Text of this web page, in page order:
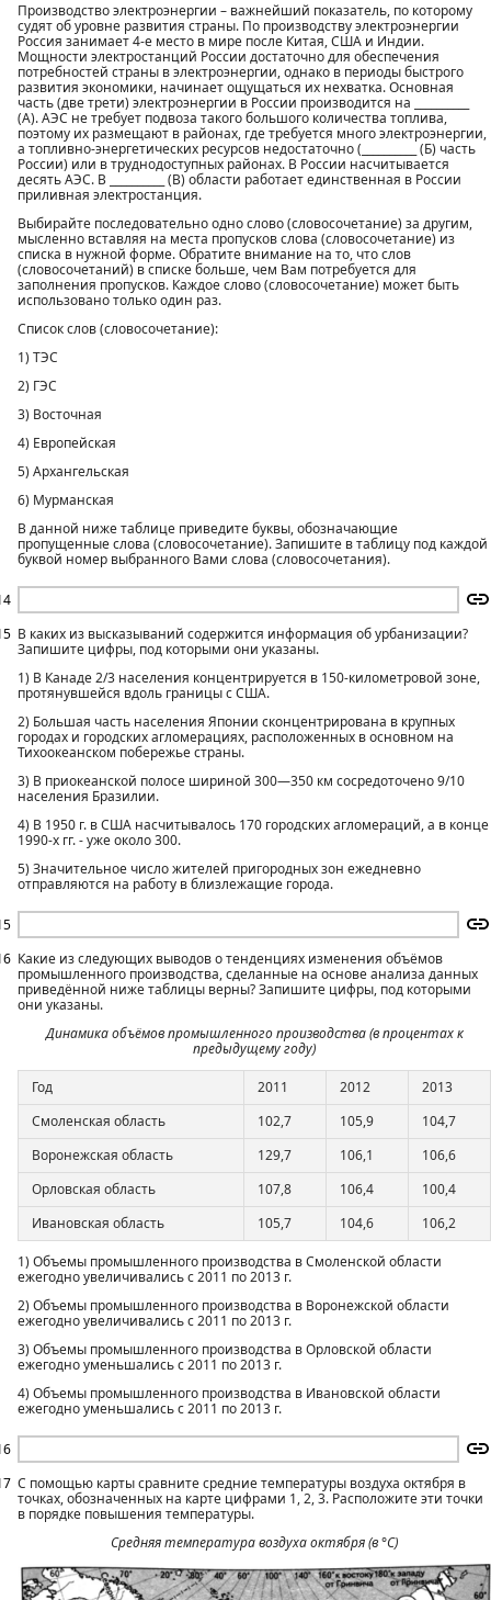
Производство электроэнергии – важнейший показатель, по которому
судят об уровне развития страны. По производству электроэнергии
Россия занимает 4-е место в мире после Китая, США и Индии.
Мощности электростанций России достаточно для обеспечения
потребностей страны в электроэнергии, однако в периоды быстрого
развития экономики, начинает ощущаться их нехватка. Основная
часть (две трети) электроэнергии в России производится на __________
(А). АЭС не требует подвоза такого большого количества топлива,
поэтому их размещают в районах, где требуется много электроэнергии,
а топливно-энергетических ресурсов недостаточно (__________ (Б) часть
России) или в труднодоступных районах. В России насчитывается
десять АЭС. В __________ (В) области работает единственная в России
приливная электростанция.
Выбирайте последовательно одно слово (словосочетание) за другим,
мысленно вставляя на места пропусков слова (словосочетание) из
списка в нужной форме. Обратите внимание на то, что слов
(словосочетаний) в списке больше, чем Вам потребуется для
заполнения пропусков. Каждое слово (словосочетание) может быть
использовано только один раз.
Список слов (словосочетание):
1) ТЭС
2) ГЭС
3) Восточная
4) Европейская
5) Архангельская
6) Мурманская
В данной ниже таблице приведите буквы, обозначающие
пропущенные слова (словосочетание). Запишите в таблицу под каждой
буквой номер выбранного Вами слова (словосочетания).
В каких из высказываний содержится информация об урбанизации?
Запишите цифры, под которыми они указаны.
1) В Канаде 2/3 населения концентрируется в 150-километровой зоне,
протянувшейся вдоль границы с США.
2) Большая часть населения Японии сконцентрирована в крупных
городах и городских агломерациях, расположенных в основном на
Тихоокеанском побережье страны.
3) В приокеанской полосе шириной 300—350 км сосредоточено 9/10
населения Бразилии.
4) В 1950 г. в США насчитывалось 170 городских агломераций, а в конце
1990-х гг. - уже около 300.
5) Значительное число жителей пригородных зон ежедневно
отправляются на работу в близлежащие города.
Какие из следующих выводов о тенденциях изменения объёмов
промышленного производства, сделанные на основе анализа данных
приведённой ниже таблицы верны? Запишите цифры, под которыми
они указаны.
Динамика объёмов промышленного производства (в процентах к
предыдущему году)
Год 2011 2012
2013
Смоленская область
102,7 105,9
104,7
Воронежская область
129,7 106,1
106,6
Орловская область
107,8 106,4
100,4
Ивановская область
105,7 104,6 106,2
1) Объемы промышленного производства в Смоленской области
ежегодно увеличивались с 2011 по 2013 г.
2) Объемы промышленного производства в Воронежской области
ежегодно увеличивались с 2011 по 2013 г.
3) Объемы промышленного производства в Орловской области
ежегодно уменьшались с 2011 по 2013 г.
4) Объемы промышленного производства в Ивановской области
ежегодно уменьшались с 2011 по 2013 г.
С помощью карты сравните средние температуры воздуха октября в
точках, обозначенных на карте цифрами 1, 2, 3. Расположите эти точки
в порядке повышения температуры.
Средняя температура воздуха октября (в °С)